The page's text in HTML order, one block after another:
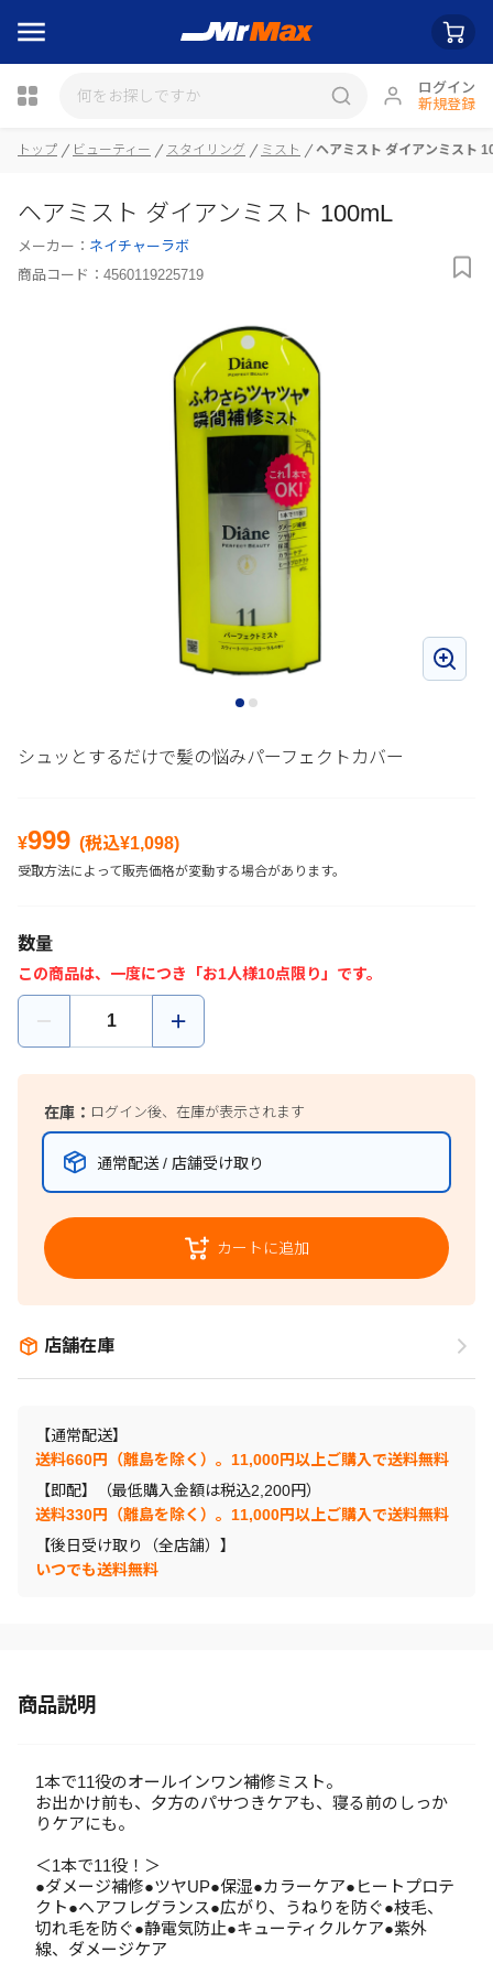
ログイン
新規登録
トップ ビューティー スタイリング ミスト ヘアミスト ダイアンミスト
ヘアミスト ダイアンミスト 100mL
メーカー： ネイチャーラボ
商品コード： 4560119225719
シュッとするだけで髪の悩みパーフェクトカバー
¥999 (税込¥1,098)
受取方法によって販売価格が変動する場合があります。
数量
この商品は、一度につき「お1人様10点限り」です。
在庫： ログイン後、在庫が表示されます
通常配送 / 店舗受け取り
カートに追加
店舗在庫
【通常配送】
送料660円（離島を除く）。11,000円以上ご購入で送料無料
【即配】（最低購入金額は税込2,200円）
送料330円（離島を除く）。11,000円以上ご購入で送料無料
【後日受け取り（全店舗）】
いつでも送料無料
商品説明
1本で11役のオールインワン補修ミスト。
お出かけ前も、夕方のパサつきケアも、寝る前のしっか
りケアにも。
＜1本で11役！＞
●ダメージ補修●ツヤUP●保湿●カラーケア●ヒートプロテ
クト●ヘアフレグランス●広がり、うねりを防ぐ●枝毛、
切れ毛を防ぐ●静電気防止●キューティクルケア●紫外
線、ダメージケア